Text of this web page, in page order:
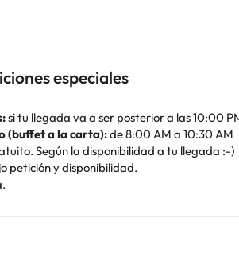
especiales
si tu llegada va a ser posterior a las 10:00
(buffet a la carta):de 8:00 AM a 10:30 AM
Según la disponibilidad a tu llegada :-)
petición y disponibilidad.